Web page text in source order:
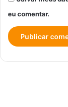
eu comentar.